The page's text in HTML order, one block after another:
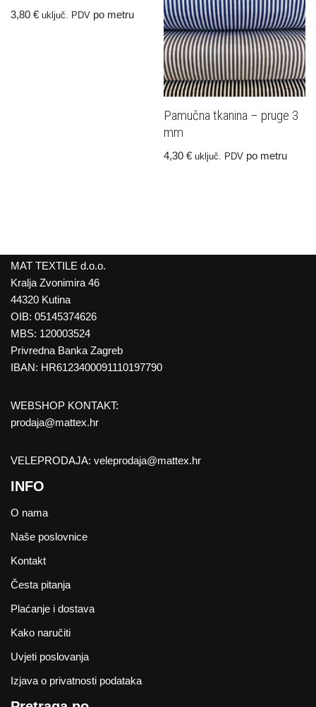
3,80 € uključ. PDV po metru
Pamučna tkanina – pruge 3
mm
4,30€ uključ. PDV po metru
MAT TEXTILE d.o.o.
Kralja Zvonimira 46
44320 Kutina
OIB: 05145374626
MBS: 120003524
Privredna Banka Zagreb
IBAN: HR6123400091110197790
WEBSHOP KONTAKT:
prodaja@mattex.hr
VELEPRODAJA: veleprodaja@mattex.hr
INFO
O nama
Naše poslovnice
Kontakt
Česta pitanja
Plaćanje i dostava
Kako naručiti
Uvjeti poslovanja
Izjava o privatnosti podataka